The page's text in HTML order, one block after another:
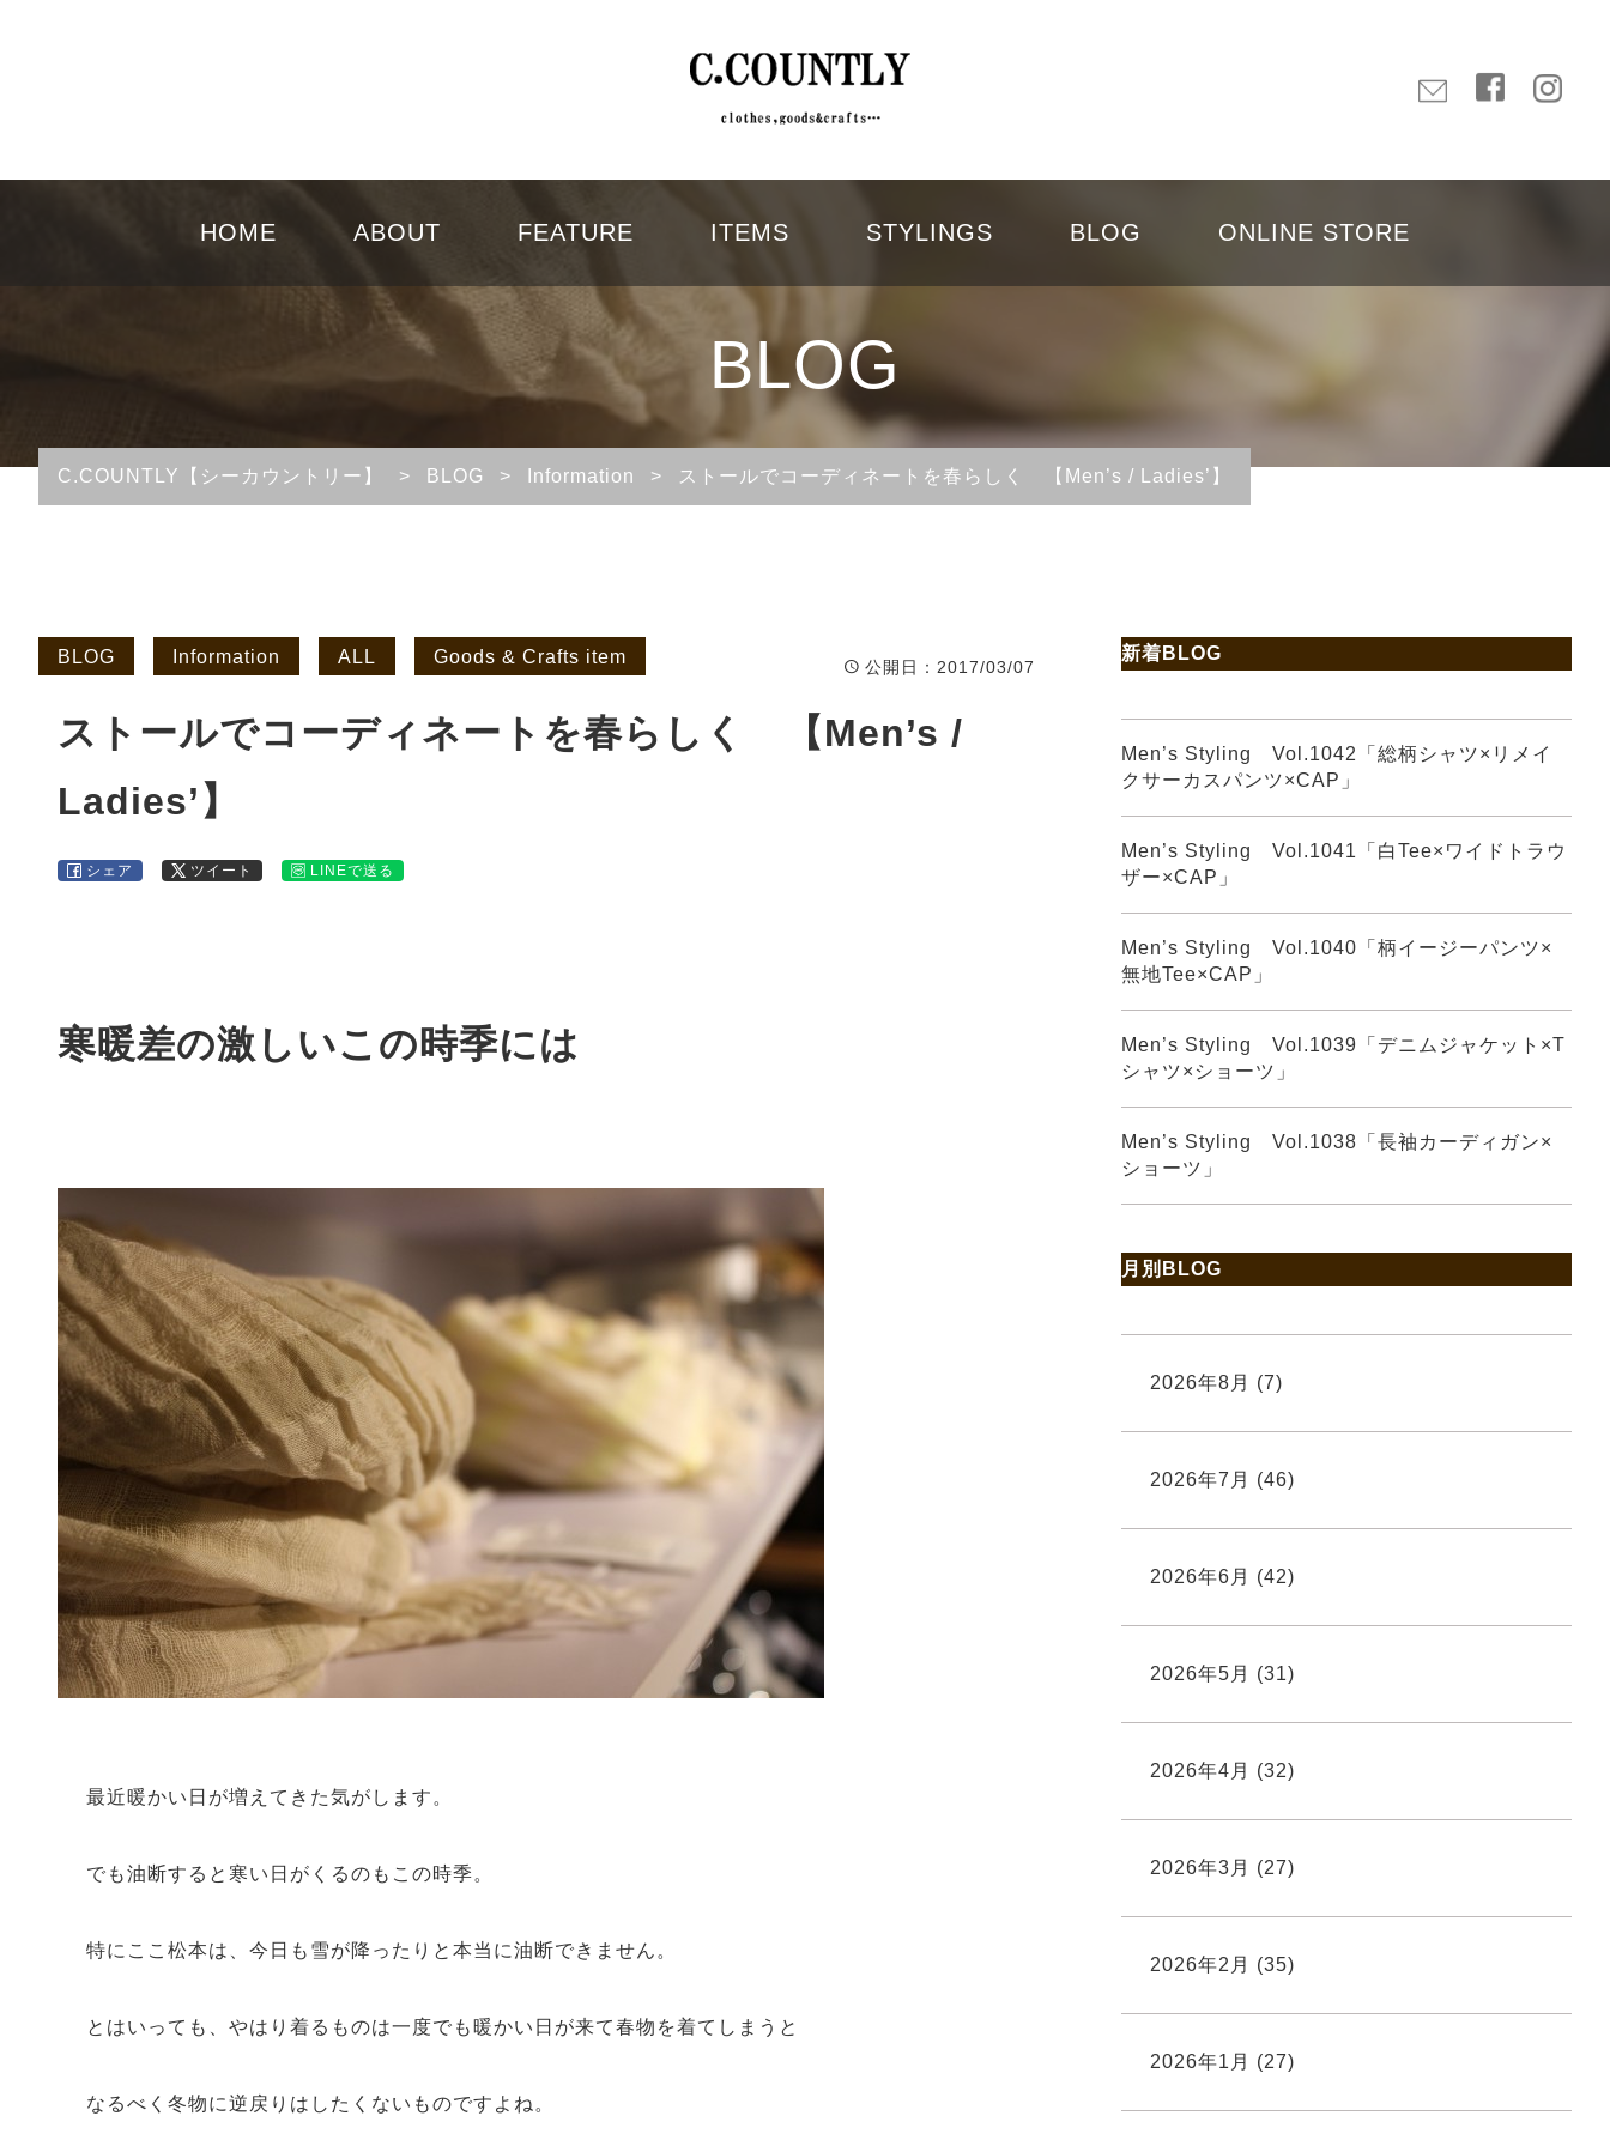
HOME ABOUT FEATURE ITEMS STYLINGS BLOG ONLINE STORE
BLOG
C.COUNTLY【シーカウントリー】 > BLOG > Information > ストールでコーディネートを春らしく 【Men’s / Ladies’】
BLOG Information ALL Goods & Crafts item
公開日 ：2017/03/07
ストールでコーディネートを春らしく 【Men’s /
Ladies’】
シェア ツイート LINEで送る
寒暖差の激しいこの時季には
最近暖かい日が増えてきた気がします。
でも油断すると寒い日がくるのもこの時季。
特にここ松本は、今日も雪が降ったりと本当に油断できません。
とはいっても、やはり着るものは一度でも暖かい日が来て春物を着てしまうと
なるべく冬物に逆戻りはしたくないものですよね。
新着BLOG
Men’s Styling Vol.1042「総柄シャツ×リメイ
クサーカスパンツ×CAP」
Men’s Styling Vol.1041「白Tee×ワイドトラウ
ザー×CAP」
Men’s Styling Vol.1040「柄イージーパンツ×
無地Tee×CAP」
Men’s Styling Vol.1039「デニムジャケット×T
シャツ×ショーツ」
Men’s Styling Vol.1038「長袖カーディガン×
ショーツ」
月別BLOG
2026年8月 (7)
2026年7月 (46)
2026年6月 (42)
2026年5月 (31)
2026年4月 (32)
2026年3月 (27)
2026年2月 (35)
2026年1月 (27)